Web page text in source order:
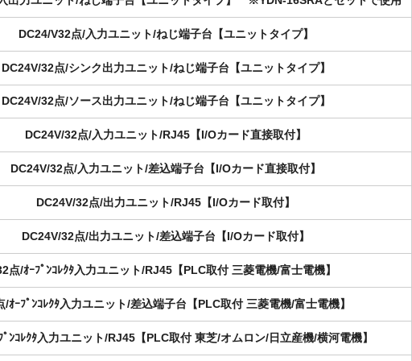
DC24/V32点/入力ユニット/ねじ端子台【ユニットタイプ】
DC24V/32点/シンク出力ユニット/ねじ端子台【ユニットタイプ】
DC24V/32点/ソース出力ユニット/ねじ端子台【ユニットタイプ】
DC24V/32点/入力ユニット/RJ45【I/Oカード直接取付】
DC24V/32点/入力ユニット/差込端子台【I/Oカード直接取付】
DC24V/32点/出力ユニット/RJ45【I/Oカード取付】
DC24V/32点/出力ユニット/差込端子台【I/Oカード取付】
点/ｵｰﾌﾟﾝｺﾚｸﾀ入力ユニット/RJ45【PLC取付 三菱電機/富士電機】
/ｵｰﾌﾟﾝｺﾚｸﾀ入力ユニット/差込端子台【PLC取付 三菱電機/富士電機】
ﾟﾝｺﾚｸﾀ入力ユニット/RJ45【PLC取付 東芝/オムロン/日立産機/横河電機】